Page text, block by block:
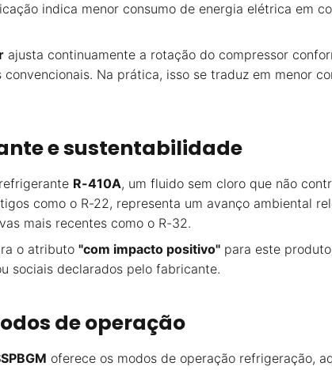
indica menor consumo de energia elétrica em
ajusta continuamente a rotação do compressor
convencionais. Na prática, isso se traduz em menor
e sustentabilidade
R-410A, um fluido sem cloro que não
como o R-22, representa um avanço ambiental
mais recentes como o R-32.
o atributo "com impacto positivo" para este
sociais declarados pelo fabricante.
de operação
oferece os modos de operação refrigeração,